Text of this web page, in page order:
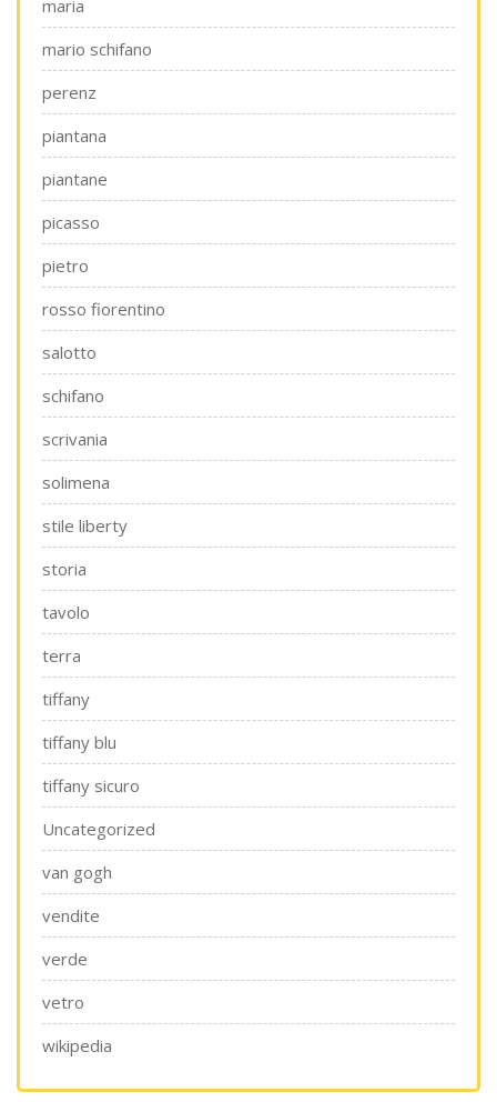
maria
mario schifano
perenz
piantana
piantane
picasso
pietro
rosso fiorentino
salotto
schifano
scrivania
solimena
stile liberty
storia
tavolo
terra
tiffany
tiffany blu
tiffany sicuro
Uncategorized
van gogh
vendite
verde
vetro
wikipedia